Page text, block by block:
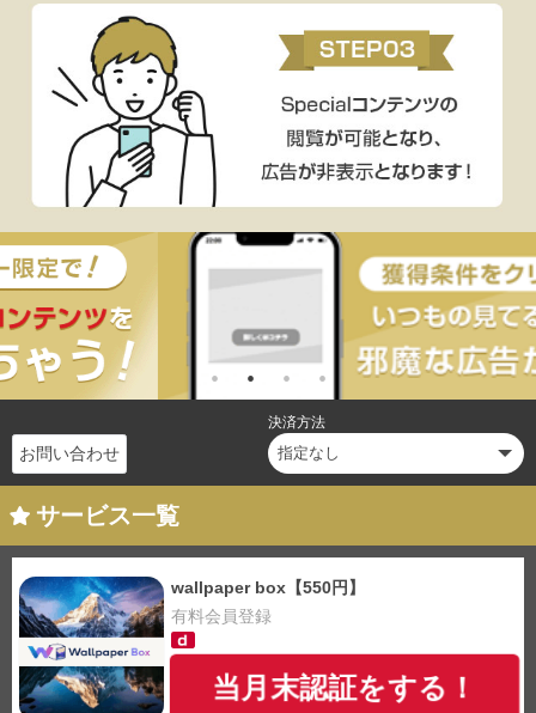
お問い合わせ
決済方法
サービス一覧
wallpaper box【550円】
有料会員登録
当月末認証をする！